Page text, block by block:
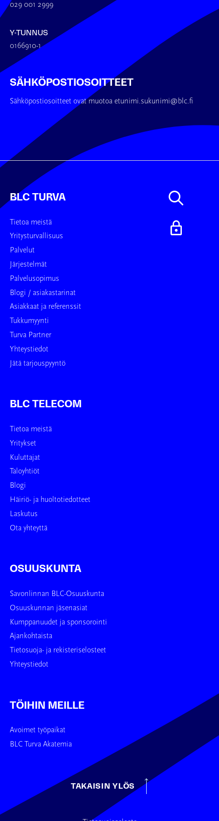
029 001 2999
Y-TUNNUS
0166910-1
SÄHKÖPOSTIOSOITTEET
Sähköpostiosoitteet ovat muotoa etunimi.sukunimi@blc.fi
BLC TURVA
Tietoa meistä
Yritysturvallisuus
Palvelut
Järjestelmät
Palvelusopimus
Blogi / asiakastarinat
Asiakkaat ja referenssit
Tukkumyynti
Turva Partner
Yhteystiedot
Jätä tarjouspyyntö
BLC TELECOM
Tietoa meistä
Yritykset
Kuluttajat
Taloyhtiöt
Blogi
Häiriö- ja huoltotiedotteet
Laskutus
Ota yhteyttä
OSUUSKUNTA
Savonlinnan BLC-Osuuskunta
Osuuskunnan jäsenasiat
Kumppanuudet ja sponsorointi
Ajankohtaista
Tietosuoja- ja rekisteriselosteet
Yhteystiedot
TÖIHIN MEILLE
Avoimet työpaikat
BLC Turva Akatemia
TAKAISIN YLÖS